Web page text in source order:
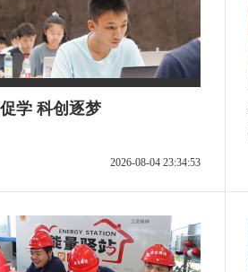
学 科创逐梦
2026-08-04 23:34:53